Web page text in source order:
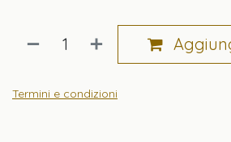
Termini e condizioni